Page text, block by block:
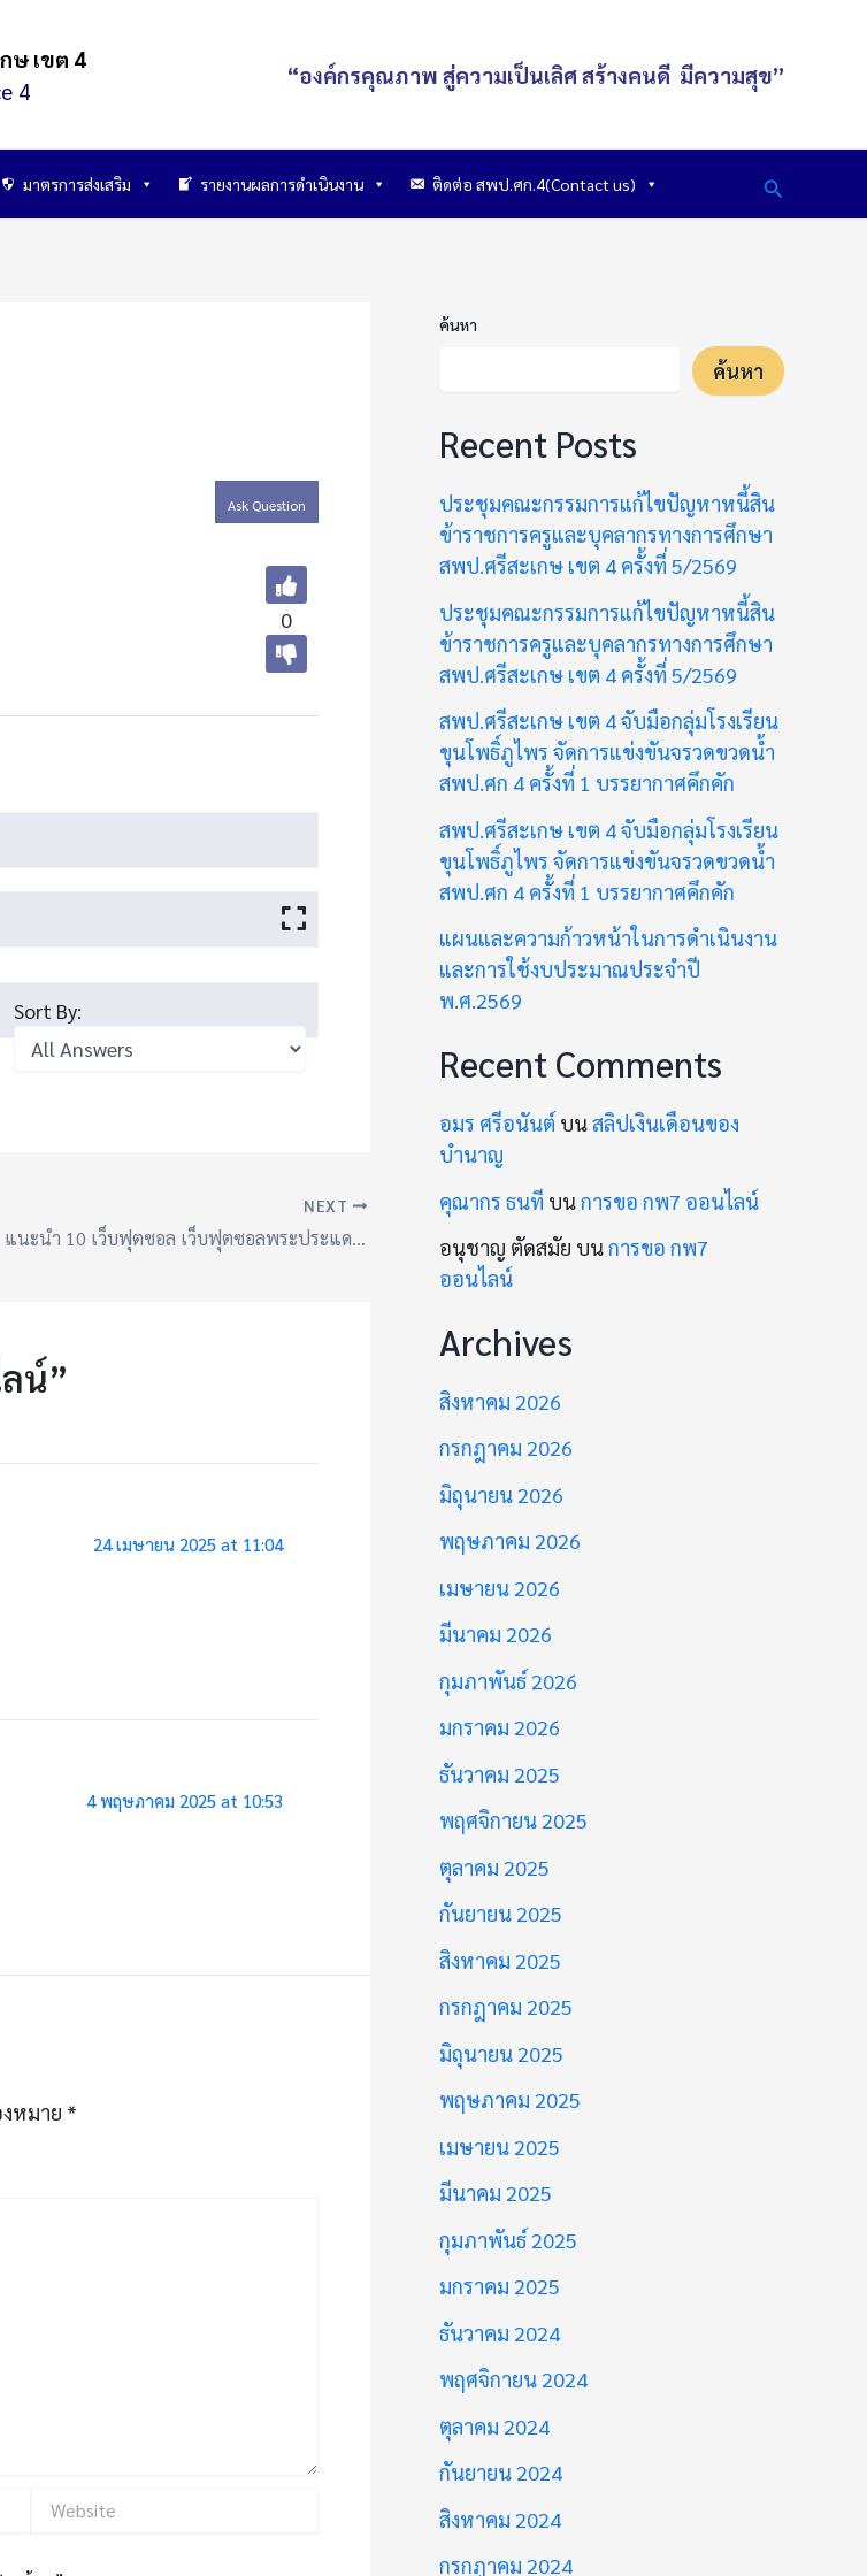
ษ เขต 4
4
“องค์กรคุณภาพ สู่ความเป็นเลิศสร้างคนดี มีความสุข”
มาตรการส่งเสริม รายงานผลการดำเนินงาน ติดต่อ สพป.ศก.4(Contact us) Search
Ask Question
0
Sort By:
NEXT
แนะนำ 10 เว็บฟุตซอล เว็บฟุตซอลพระประแดง 2026
น์”
24 เมษายน 2025 at 11:04
4 พฤษภาคม 2025 at 10:53
หมาย *
ค้นหา
ค้นหา
Recent Posts
ประชุมคณะกรรมการแก้ไขปัญหาหนี้สิน
ข้าราชการครูและบุคลากรทางการศึกษา
สพป.ศรีสะเกษ เขต 4 ครั้งที่ 5/2569
ประชุมคณะกรรมการแก้ไขปัญหาหนี้สิน
ข้าราชการครูและบุคลากรทางการศึกษา
สพป.ศรีสะเกษ เขต 4 ครั้งที่ 5/2569
สพป.ศรีสะเกษ เขต 4 จับมือกลุ่มโรงเรียน
ขุนโพธิ์ภูไพร จัดการแข่งขันจรวดขวดน้ำ
สพป.ศก 4 ครั้งที่ 1 บรรยากาศคึกคัก
สพป.ศรีสะเกษ เขต 4 จับมือกลุ่มโรงเรียน
ขุนโพธิ์ภูไพร จัดการแข่งขันจรวดขวดน้ำ
สพป.ศก 4 ครั้งที่ 1 บรรยากาศคึกคัก
แผนและความก้าวหน้าในการดำเนินงาน
และการใช้งบประมาณประจำปี
พ.ศ.2569
Recent Comments
อมร ศรีอนันต์ บนสลิปเงินเดือนของ
บำนาญ
คุณากร ธนที บนการขอ กพ7 ออนไลน์
อนุชาญ ตัดสมัย บนการขอ กพ7
ออนไลน์
Archives
สิงหาคม 2026
กรกฎาคม 2026
มิถุนายน 2026
พฤษภาคม 2026
เมษายน 2026
มีนาคม 2026
กุมภาพันธ์ 2026
มกราคม 2026
ธันวาคม 2025
พฤศจิกายน 2025
ตุลาคม 2025
กันยายน 2025
สิงหาคม 2025
กรกฎาคม 2025
มิถุนายน 2025
พฤษภาคม 2025
เมษายน 2025
มีนาคม 2025
กุมภาพันธ์ 2025
มกราคม 2025
ธันวาคม 2024
พฤศจิกายน 2024
ตุลาคม 2024
กันยายน 2024
สิงหาคม 2024
กรกฎาคม 2024